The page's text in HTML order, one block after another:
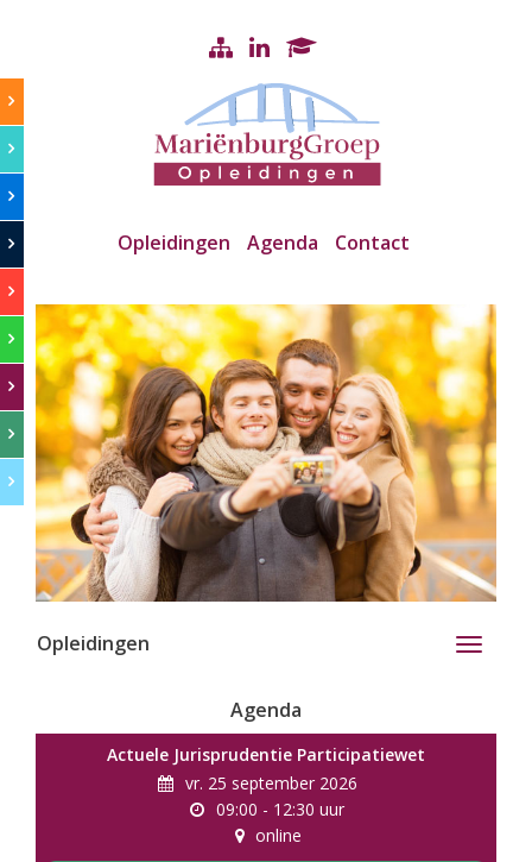
Opleidingen Agenda Contact
Toggle
Opleidingen
Agenda
Actuele Jurisprudentie Participatiewet
vr. 25 september 2026
09:00 - 12:30 uur
online